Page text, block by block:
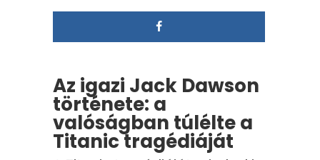
Az igazi Jack Dawson
története: a
valóságban túlélte a
Titanic tragédiáját